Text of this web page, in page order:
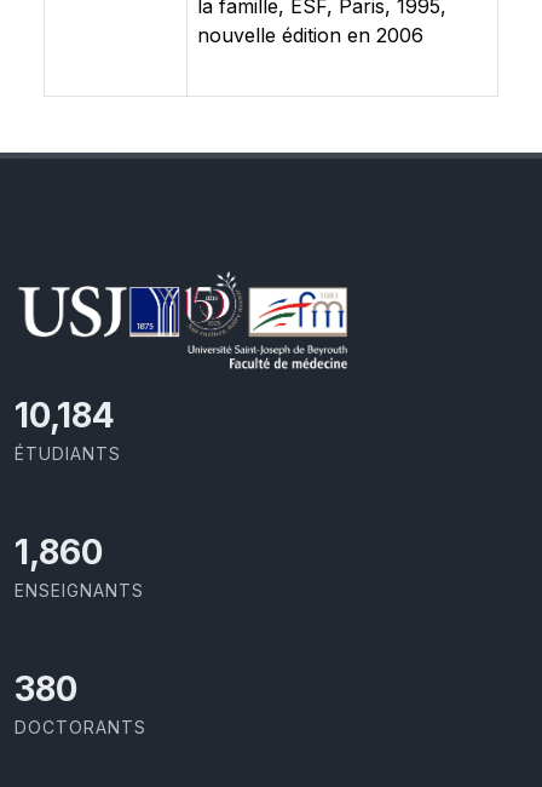
la famille, ESF, Paris, 1995,
nouvelle édition en 2006
10,801
ÉTUDIANTS
1,973
ENSEIGNANTS
403
DOCTORANTS